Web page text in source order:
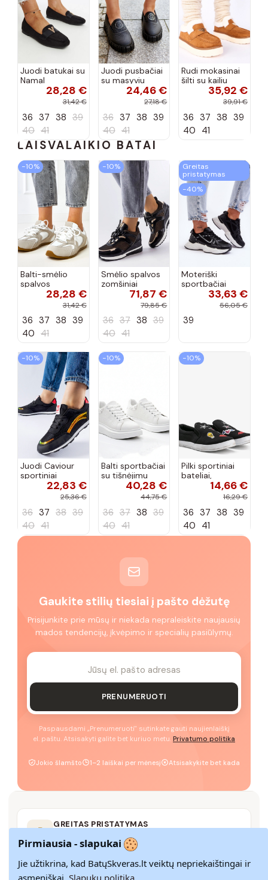
Juodi batukai su
Namal
dekoracija28,28 €
31,42 €
36 37 38 39
40 41
Juodi pusbačiai
su masyviu
padu Teska24,46 €
27,18 €
36 37 38 39
40 41
Rudi mokasinai
šilti su kailiu
35,92 €
39,91 €
36 37 38 39
40 41
LAISVALAIKIO BATAI
−10%
Balti-smėlio
spalvos
sportiniai
Casey
28,28 €
31,42 €
36 37 38 39
40 41
−10%
Smėlio spalvos
zomšiniai
sportiniai
bateliai, „Karino"
71,87 €
79,85 €
36 37 38 39
40 41
Greitas
pristatymas
−40%
Moteriški
sportbačiai
juodos spalvos
33,63 €
56,05 €
39
−10%
Juodi Caviour
sportiniai
sportbačiai22,83 €
25,36 €
36 37 38 39
40 41
−10%
Balti sportbačiai
su tišnėjimu
Peyton40,28 €
44,75 €
36 37 38 39
40 41
−10%
Pilki sportiniai
bateliai,
„Justice"14,66 €
16,29 €
36 37 38 39
40 41
Gaukite stilių tiesiai į pašto dėžutę
Prisijunkite prie mūsų ir niekada nepraleiskite naujausių
mados tendencijų, įkvėpimo ir specialių pasiūlymų.
PRENUMERUOTI
Paspausdami „Prenumeruoti" sutinkate gauti naujienlaiškį
el. paštu. Atsisakyti galite bet kuriuo metu. Privatumo politika
Jokio šlamšto 1–2 laiškai per mėnesį Atsisakykite bet kada
GREITAS PRISTATYMAS
Pirmiausia - slapukai
Jie užtikrina, kad BatųSkveras.lt veiktų nepriekaištingai ir
asmeniškai. Slapukų politika.